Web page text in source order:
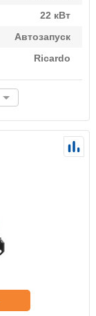
22 кВт
Автозапуск
Ricardo